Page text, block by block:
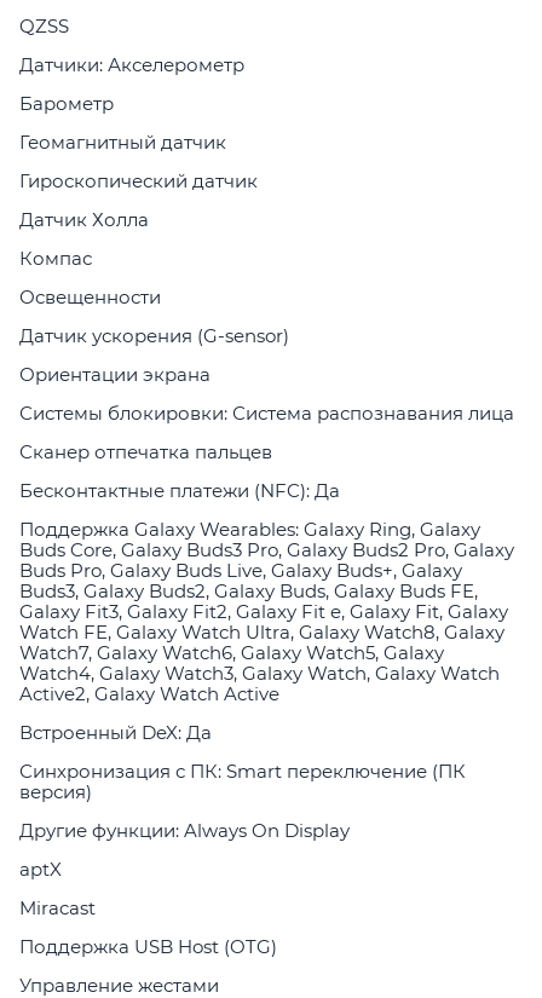
QZSS
Датчики: Акселерометр
Барометр
Геомагнитный датчик
Гироскопический датчик
Датчик Холла
Компас
Освещенности
Датчик ускорения (G-sensor)
Ориентации экрана
Системы блокировки: Система распознавания лица
Сканер отпечатка пальцев
Бесконтактные платежи (NFC): Да
Поддержка Galaxy Wearables: Galaxy Ring, Galaxy
Buds Core, Galaxy Buds3 Pro, Galaxy Buds2 Pro, Galaxy
Buds Pro, Galaxy Buds Live, Galaxy Buds+, Galaxy
Buds3, Galaxy Buds2, Galaxy Buds, Galaxy Buds FE,
Galaxy Fit3, Galaxy Fit2, Galaxy Fit e, Galaxy Fit, Galaxy
Watch FE, Galaxy Watch Ultra, Galaxy Watch8, Galaxy
Watch7, Galaxy Watch6, Galaxy Watch5, Galaxy
Watch4, Galaxy Watch3, Galaxy Watch, Galaxy Watch
Active2, Galaxy Watch Active
Встроенный DeX: Да
Синхронизация с ПК: Smart переключение (ПК
версия)
Другие функции: Always On Display
aptX
Miracast
Поддержка USB Host (OTG)
Управление жестами